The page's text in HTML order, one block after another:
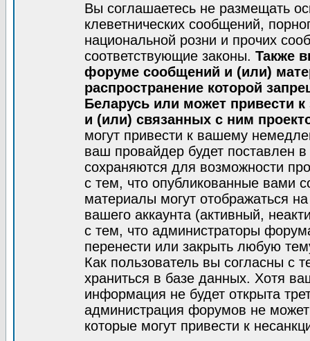
Вы соглашаетесь не размещать
клеветнических сообщений,
национальной розни и прочих
соответствующие законы. Также
форуме сообщений и (или)
распространение которой
Беларусь или может привести
и (или) связанных с ним
могут привести к вашему
ваш провайдер будет поставлен
сохраняются для возможности
с тем, что опубликованные вами
материалы могут отображаться
вашего аккаунта (активный,
с тем, что администраторы
перенести или закрыть любую
Как пользователь вы согласны с
храниться в базе данных. Хотя
информация не будет открыта
администрация форумов не может
которые могут привести к